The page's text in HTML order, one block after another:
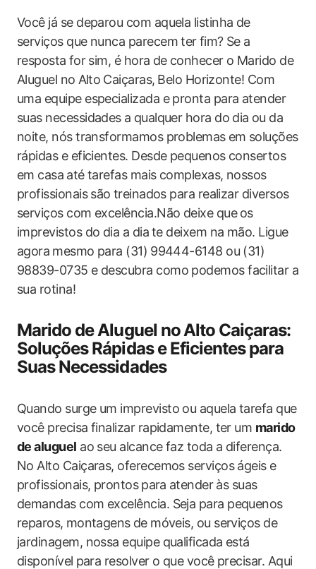
Você já ​se deparou com aquela listinha de
serviços que nunca parecem ‍ter ⁣fim? Se a
resposta⁢ for sim, é hora de ⁢conhecer o ​Marido de
Aluguel no⁢ Alto ⁣Caiçaras, ⁤Belo Horizonte!​ Com
uma‍ equipe especializada e pronta para atender
suas necessidades a ⁣qualquer hora do dia ⁣ou da
noite, nós transformamos problemas⁣ em soluções
rápidas e eficientes. Desde pequenos consertos
em casa⁤ até tarefas mais complexas, nossos
profissionais são⁢ treinados para realizar diversos
serviços com excelência.Não deixe que ⁤os
imprevistos do dia a dia⁢ te deixem na mão. Ligue
agora⁣ mesmo para (31)⁤ 99444-6148​ ou (31)
98839-0735 e descubra como​ podemos facilitar a
sua rotina!
Marido de Aluguel ‌no ⁤Alto Caiçaras:
Soluções Rápidas e Eficientes para
Suas ​Necessidades
Quando surge um imprevisto​ ou aquela tarefa que
você precisa finalizar rapidamente, ter um marido
de aluguel ao‌ seu alcance faz toda a ‌diferença.
No Alto ‍Caiçaras, oferecemos serviços ‍ágeis⁢ e
profissionais,​ prontos ⁣para ⁢atender às suas
demandas com excelência. Seja para pequenos⁤
reparos,⁢ montagens ⁢de móveis, ou serviços de‍
jardinagem, nossa equipe qualificada está
disponível ⁣para resolver o que você precisar. ‍Aqui